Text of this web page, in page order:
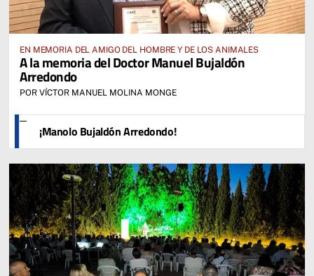
EN MEMORIA DEL AMIGO DEL HOMBRE Y DE LOS ANIMALES
A la memoria del Doctor Manuel Bujaldón
Arredondo
POR VÍCTOR MANUEL MOLINA MONGE
¡Manolo Bujaldón Arredondo!